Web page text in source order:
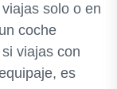
solo o en
coche
viajas con
es